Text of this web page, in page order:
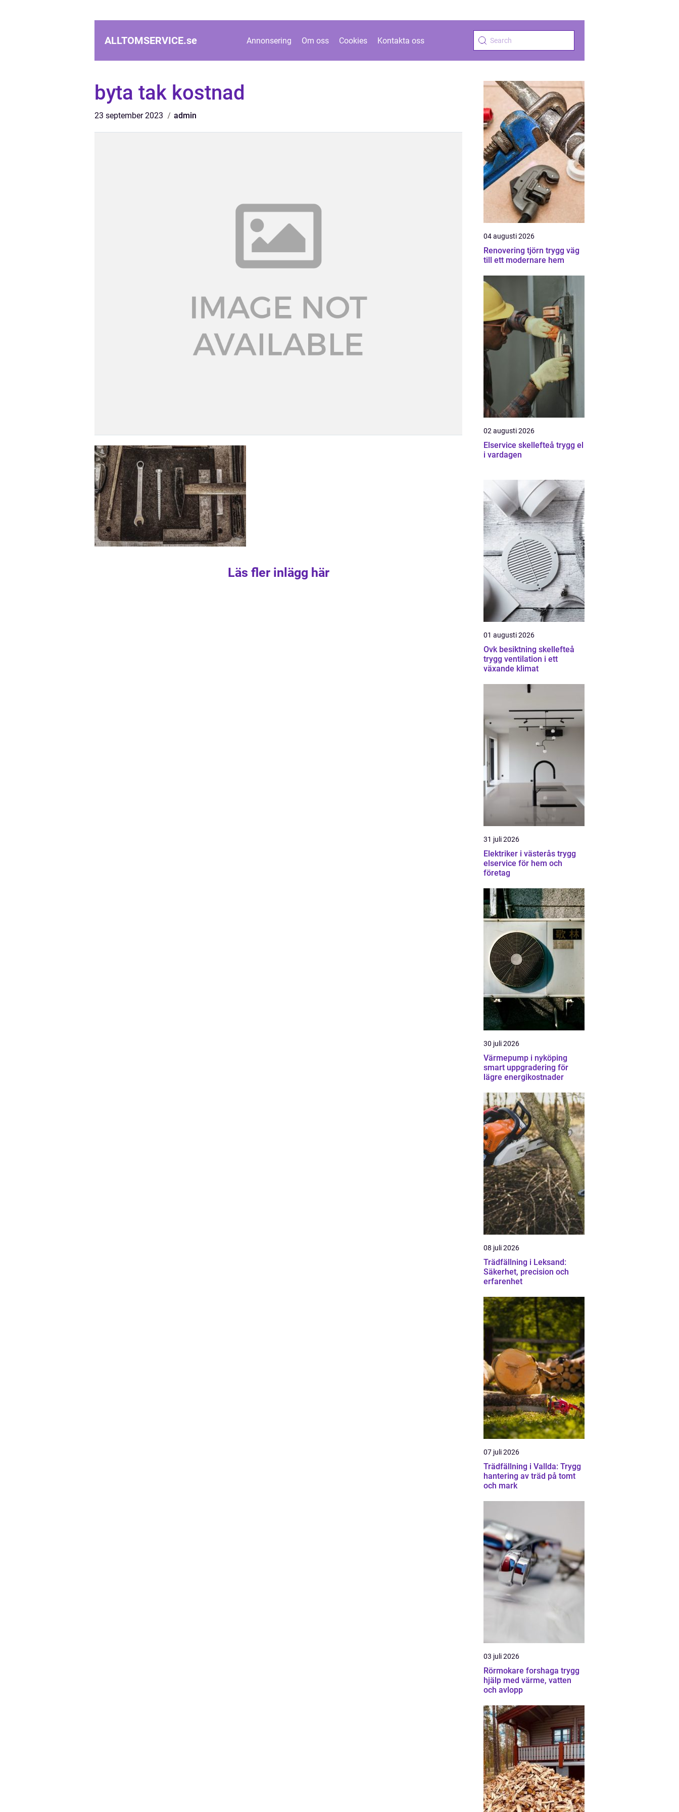
ALLTOMSERVICE.se Annonsering Om oss Cookies Kontakta oss
byta tak kostnad
23 september 2023 admin
Läs fler inlägg här
04 augusti 2026
Renovering tjörn trygg väg
till ett modernare hem
02 augusti 2026
Elservice skellefteå trygg el
i vardagen
01 augusti 2026
Ovk besiktning skellefteå
trygg ventilation i ett
växande klimat
31 juli 2026
Elektriker i västerås trygg
elservice för hem och
företag
30 juli 2026
Värmepump i nyköping
smart uppgradering för
lägre energikostnader
08 juli 2026
Trädfällning i Leksand:
Säkerhet, precision och
erfarenhet
07 juli 2026
Trädfällning i Vallda: Trygg
hantering av träd på tomt
och mark
03 juli 2026
Rörmokare forshaga trygg
hjälp med värme, vatten
och avlopp